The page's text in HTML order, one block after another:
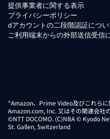
提供事業者に関する表示
プライバシーポリシー
dアカウントの二段階認証につい
ご利用端末からの外部送信受信
*Amazon、Prime Video及びこれらに
Amazon.com, Inc. 又はその関連会社の
©NTT DOCOMO. (C)NBA © Kyodo
St. Gallen, Switzerland